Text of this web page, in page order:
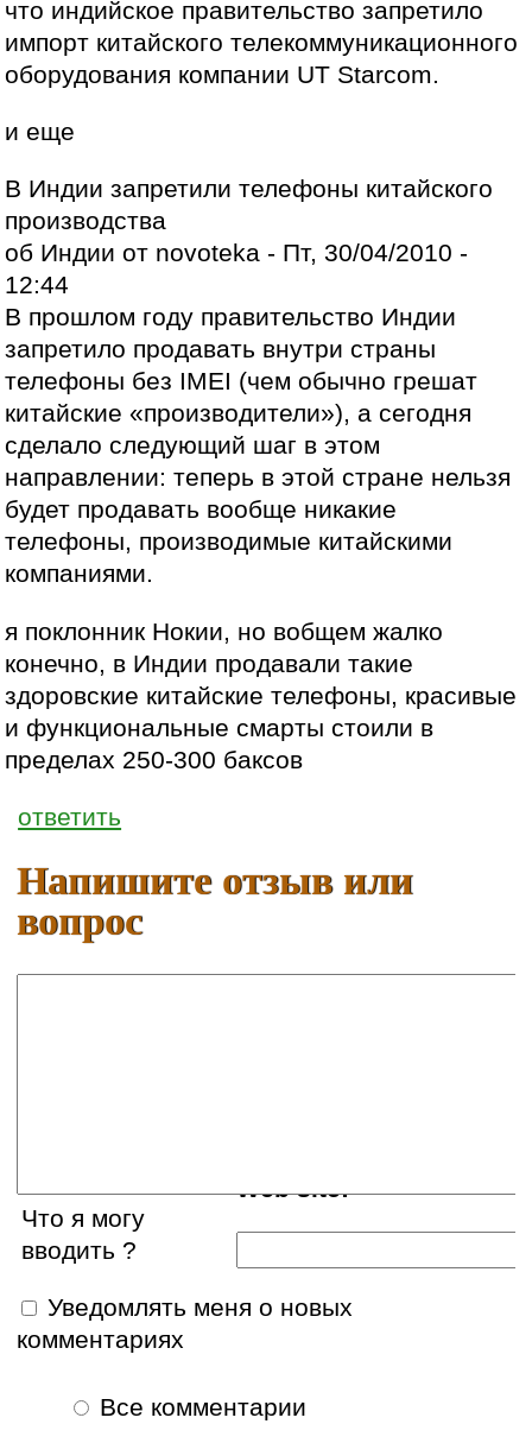
что индийское правительство запретило
импорт китайского телекоммуникационного
оборудования компании UT Starcom.
и еще
В Индии запретили телефоны китайского
производства
об Индии от novoteka - Пт, 30/04/2010 -
12:44
В прошлом году правительство Индии
запретило продавать внутри страны
телефоны без IMEI (чем обычно грешат
китайские «производители»), а сегодня
сделало следующий шаг в этом
направлении: теперь в этой стране нельзя
будет продавать вообще никакие
телефоны, производимые китайскими
компаниями.
я поклонник Нокии, но вобщем жалко
конечно, в Индии продавали такие
здоровские китайские телефоны, красивые
и функциональные смарты стоили в
пределах 250-300 баксов
ответить
Напишите отзыв или
вопрос
Web site:
Что я могу
вводить ?
Уведомлять меня о новых
комментариях
Все комментарии